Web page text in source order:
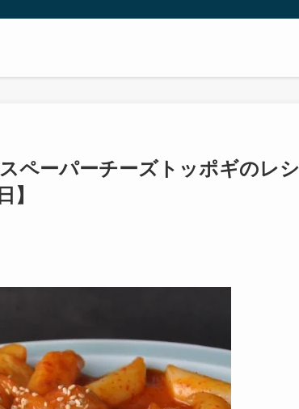
ペーパーチーズトッポギのレシ
】